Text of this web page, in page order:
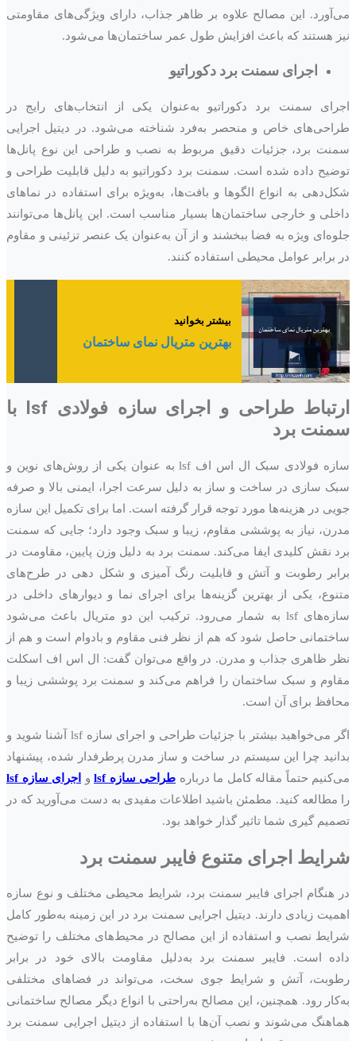
می‌آورد. این مصالح علاوه بر ظاهر جذاب، دارای ویژگی‌های مقاومتی
نیز هستند که باعث افزایش طول عمر ساختمان‌ها می‌شود.
اجرای سمنت برد دکوراتیو
اجرای سمنت برد دکوراتیو به‌عنوان یکی از انتخاب‌های رایج در
طراحی‌های خاص و منحصر به‌فرد شناخته می‌شود. در دیتیل اجرایی
سمنت برد، جزئیات دقیق مربوط به نصب و طراحی این نوع پانل‌ها
توضیح داده شده است. سمنت برد دکوراتیو به دلیل قابلیت طراحی و
شکل‌دهی به انواع الگوها و بافت‌ها، به‌ویژه برای استفاده در نماهای
داخلی و خارجی ساختمان‌ها بسیار مناسب است. این پانل‌ها می‌توانند
جلوه‌ای ویژه به فضا ببخشند و از آن به‌عنوان یک عنصر تزئینی و مقاوم
در برابر عوامل محیطی استفاده کنند.
بیشتر بخوانید
بهترین متریال نمای ساختمان
ارتباط طراحی و اجرای سازه فولادی lsf با
سمنت برد
سازه فولادی سبک ال اس اف lsf به‌ عنوان یکی از روش‌های نوین و
سبک‌ سازی در ساخت‌ و ساز به دلیل سرعت اجرا، ایمنی بالا و صرفه‌
جویی در هزینه‌ها مورد توجه قرار گرفته است. اما برای تکمیل این سازه
مدرن، نیاز به پوششی مقاوم، زیبا و سبک وجود دارد؛ جایی که سمنت
برد نقش کلیدی ایفا می‌کند. سمنت برد به دلیل وزن پایین، مقاومت در
برابر رطوبت و آتش و قابلیت رنگ‌ آمیزی و شکل‌ دهی در طرح‌های
متنوع، یکی از بهترین گزینه‌ها برای اجرای نما و دیوارهای داخلی در
سازه‌های lsf به شمار می‌رود. ترکیب این دو متریال باعث می‌شود
ساختمانی حاصل شود که هم از نظر فنی مقاوم و بادوام است و هم از
نظر ظاهری جذاب و مدرن. در واقع می‌توان گفت: ال اس اف اسکلت
مقاوم و سبک ساختمان را فراهم می‌کند و سمنت برد پوششی زیبا و
محافظ برای آن است.
اگر می‌خواهید بیشتر با جزئیات طراحی و اجرای سازه lsf آشنا شوید و
بدانید چرا این سیستم در ساخت‌ و ساز مدرن پرطرفدار شده، پیشنهاد
می‌کنیم حتماً مقاله کامل ما درباره طراحی سازه lsf و
اجرای سازه lsf
را مطالعه کنید. مطمئن باشید اطلاعات مفیدی به دست می‌آورید که در
تصمیم‌ گیری شما تاثیر گذار خواهد بود.
شرایط اجرای متنوع فایبر سمنت برد
در هنگام اجرای فایبر سمنت برد، شرایط محیطی مختلف و نوع سازه
اهمیت زیادی دارند. دیتیل اجرایی سمنت برد در این زمینه به‌طور کامل
شرایط نصب و استفاده از این مصالح در محیط‌های مختلف را توضیح
داده است. فایبر سمنت برد به‌دلیل مقاومت بالای خود در برابر
رطوبت، آتش و شرایط جوی سخت، می‌تواند در فضاهای مختلفی
به‌کار رود. همچنین، این مصالح به‌راحتی با انواع دیگر مصالح ساختمانی
هماهنگ می‌شوند و نصب آن‌ها با استفاده از دیتیل اجرایی سمنت برد